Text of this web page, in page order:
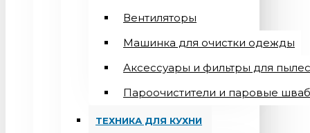
Вентиляторы
Машинка для очистки одежды
Аксессуары и фильтры для
Пароочистители и паровые
ТЕХНИКА ДЛЯ КУХНИ